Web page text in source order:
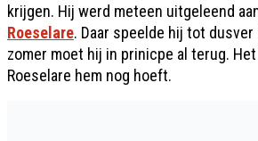
krijgen. Hij werd meteen uitgeleend
Roeselare. Daar speelde hij tot
zomer moet hij in prinicpe al terug.
Roeselare hem nog hoeft.